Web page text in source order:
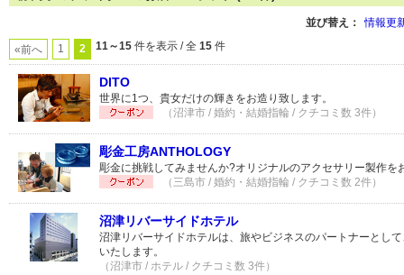
並び替え： 情報更
«前へ 1 2 11～15 件を表示 / 全 15 件
DITO
世界に1つ、貴女だけの輝きをお造り致します。
（沼津市 / 婚約・結婚指輪 / クチコミ数 3件）
彫金工房ANTHOLOGY
彫金に挑戦してみませんか?オリジナルのアクセサリー製作を
（三島市 / 婚約・結婚指輪 / クチコミ数 2件）
沼津リバーサイドホテル
沼津リバーサイドホテルは、旅やビジネスのパートナーとし
いたします。
（沼津市 / ホテル / クチコミ数 3件）